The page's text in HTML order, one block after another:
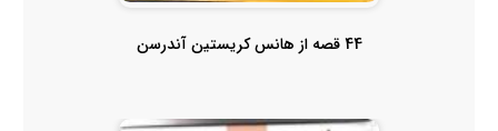
44 قصه از هانس کریستین آندرسن